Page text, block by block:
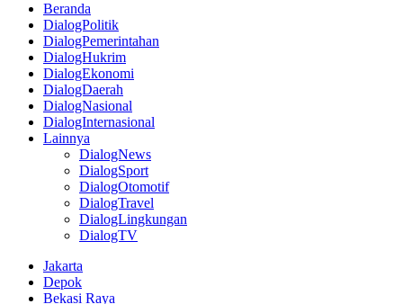
Beranda
DialogPolitik
DialogPemerintahan
DialogHukrim
DialogEkonomi
DialogDaerah
DialogNasional
DialogInternasional
Lainnya
DialogNews
DialogSport
DialogOtomotif
DialogTravel
DialogLingkungan
DialogTV
Jakarta
Depok
Bekasi Raya